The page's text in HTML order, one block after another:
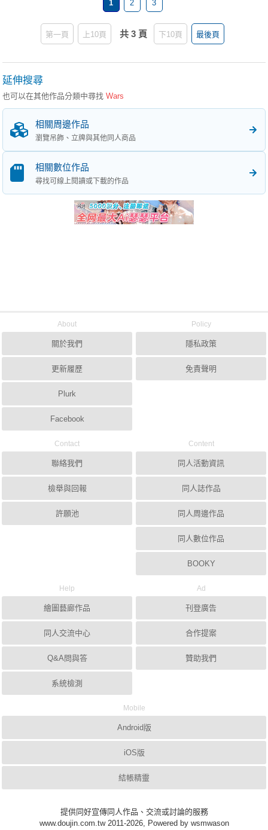
1 2 3
第一頁 上10頁 共 3 頁 下10頁 最後頁
延伸搜尋
也可以在其他作品分類中尋找Wars
相關周邊作品
瀏覽吊飾、立牌與其他同人商品
相關數位作品
尋找可線上閱讀或下載的作品
About
關於我們
更新履歷
Plurk
Facebook
Policy
隱私政策
免責聲明
Contact
聯絡我們
檢舉與回報
許願池
Content
同人活動資訊
同人誌作品
同人周邊作品
同人數位作品
BOOKY
Help
繪圖藝廊作品
同人交流中心
Q&A問與答
系統檢測
Ad
刊登廣告
合作提案
贊助我們
Mobile
Android版
iOS版
結帳精靈
提供同好宣傳同人作品、交流或討論的服務
www.doujin.com.tw 2011-2026, Powered by wsmwason